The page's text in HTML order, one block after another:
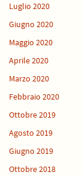
Luglio 2020
Giugno 2020
Maggio 2020
Aprile 2020
Marzo 2020
Febbraio 2020
Ottobre 2019
Agosto 2019
Giugno 2019
Ottobre 2018